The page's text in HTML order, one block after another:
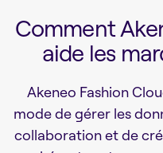
Comment
aide les
Akeneo Fashion
mode de gérer les
collaboration et de